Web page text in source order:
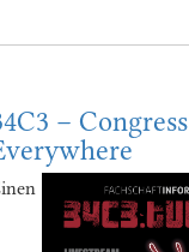
– Congress